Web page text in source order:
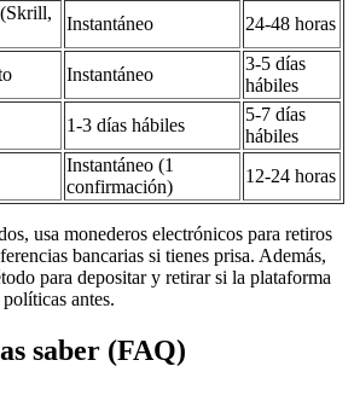
Instantáneo 24-48 horas
Instantáneo
3-5 días
hábiles
1-3 días hábiles
5-7 días
hábiles
Instantáneo (1
confirmación)
12-24 horas
usa monederos electrónicos para retiros
bancarias si tienes prisa. Además,
para depositar y retirar si la plataforma
antes.
saber (FAQ)